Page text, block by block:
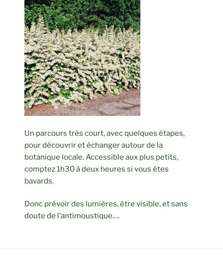
Un parcours très court, avec quelques étapes,
pour découvrir et échanger autour de la
botanique locale. Accessible aux plus petits,
comptez 1h30 à deux heures si vous êtes
bavards.
Donc prévoir des lumières, être visible, et sans
doute de l’antimoustique….